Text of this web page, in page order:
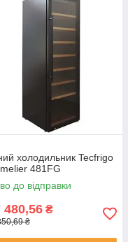
холодильник Tecfrigo
481FG
до відправки
480,56 ₴
₴